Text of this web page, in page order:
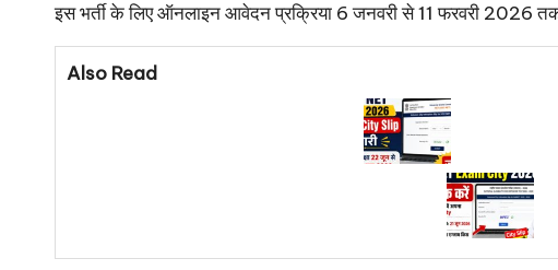
इस भर्ती के लिए ऑनलाइन आवेदन प्रक्रिया 6 जनवरी से 11 फरवरी 2026
Also Read